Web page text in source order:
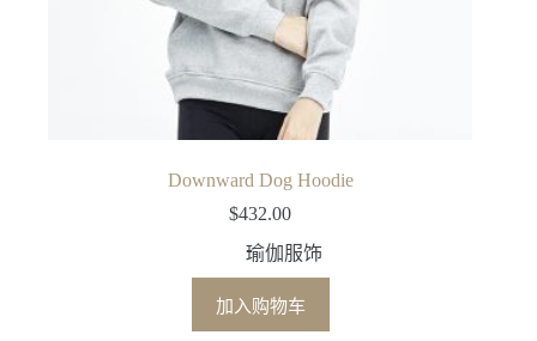
Downward Dog Hoodie
$432.00
瑜伽服饰
加入购物车